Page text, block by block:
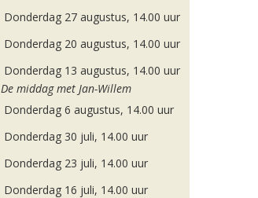
Donderdag 27 augustus, 14.00 uur
Donderdag 20 augustus, 14.00 uur
Donderdag 13 augustus, 14.00 uur
De middag met Jan-Willem
Donderdag 6 augustus, 14.00 uur
Donderdag 30 juli, 14.00 uur
Donderdag 23 juli, 14.00 uur
Donderdag 16 juli, 14.00 uur